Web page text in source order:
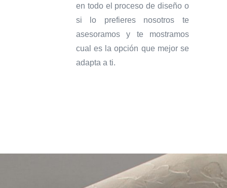
en todo el proceso de diseño o
si lo prefieres nosotros te
asesoramos y te mostramos
cual es la opción que mejor se
adapta a ti.